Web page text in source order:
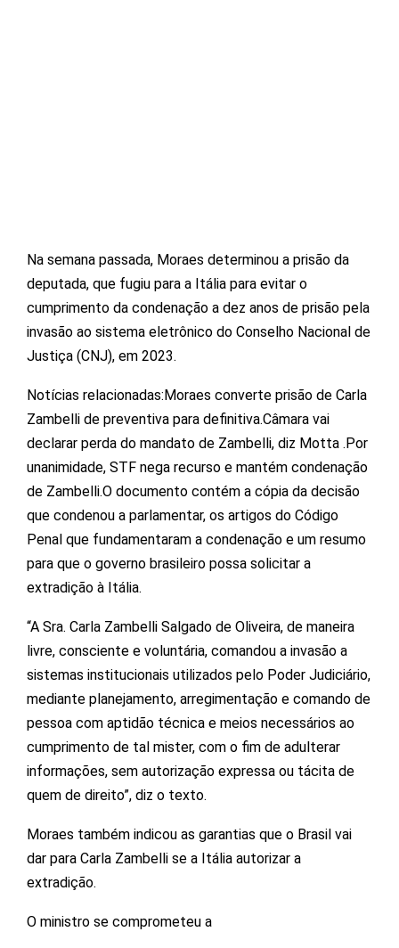
Na semana passada, Moraes determinou a prisão da
deputada, que fugiu para a Itália para evitar o
cumprimento da condenação a dez anos de prisão pela
invasão ao sistema eletrônico do Conselho Nacional de
Justiça (CNJ), em 2023.
Notícias relacionadas:Moraes converte prisão de Carla
Zambelli de preventiva para definitiva.Câmara vai
declarar perda do mandato de Zambelli, diz Motta .Por
unanimidade, STF nega recurso e mantém condenação
de Zambelli.O documento contém a cópia da decisão
que condenou a parlamentar, os artigos do Código
Penal que fundamentaram a condenação e um resumo
para que o governo brasileiro possa solicitar a
extradição à Itália.
“A Sra. Carla Zambelli Salgado de Oliveira, de maneira
livre, consciente e voluntária, comandou a invasão a
sistemas institucionais utilizados pelo Poder Judiciário,
mediante planejamento, arregimentação e comando de
pessoa com aptidão técnica e meios necessários ao
cumprimento de tal mister, com o fim de adulterar
informações, sem autorização expressa ou tácita de
quem de direito”, diz o texto.
Moraes também indicou as garantias que o Brasil vai
dar para Carla Zambelli se a Itália autorizar a
extradição.
O ministro se comprometeu a